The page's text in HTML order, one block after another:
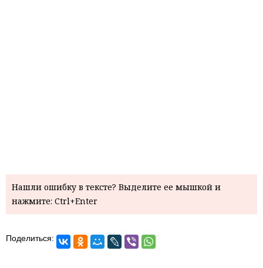
Нашли ошибку в тексте? Выделите ее мышкой и
нажмите: Ctrl+Enter
Поделиться: